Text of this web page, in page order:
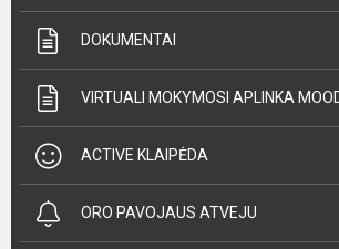
DOKUMENTAI
VIRTUALI MOKYMOSI APLINKA
ACTIVE KLAIPĖDA
ORO PAVOJAUS ATVEJU